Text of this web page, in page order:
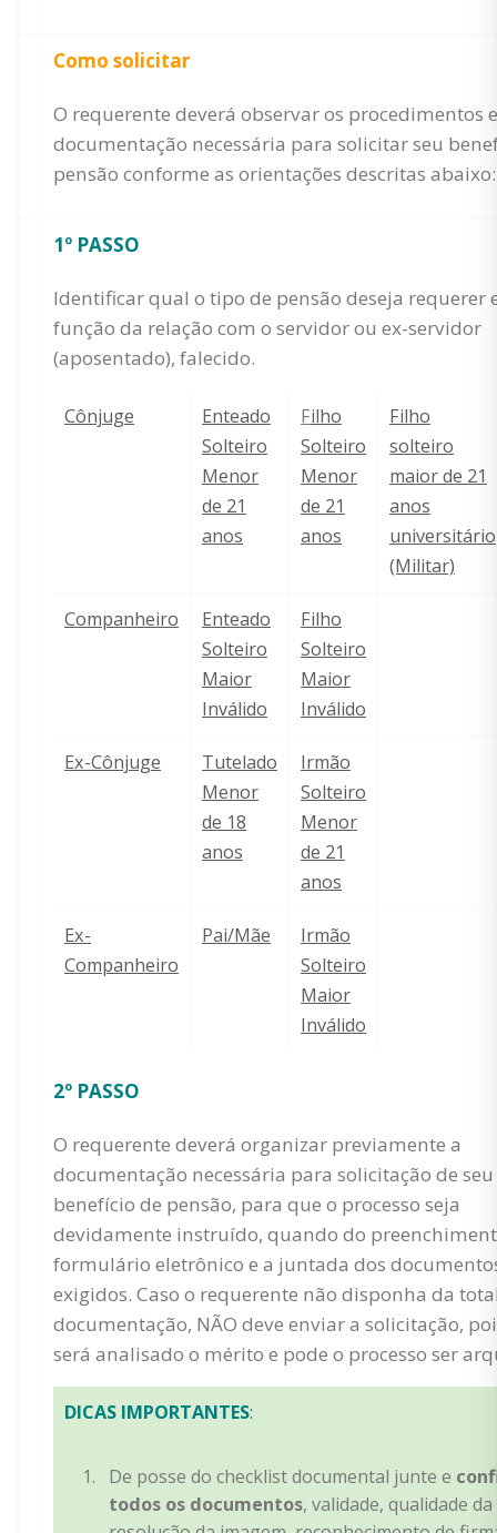
Como solicitar
O requerente deverá observar os procedimentos
documentação necessária para solicitar seu
pensão conforme as orientações descritas abaixo:
1º PASSO
Identificar qual o tipo de pensão deseja requerer
função da relação com o servidor ou ex-servidor
(aposentado), falecido.
Cônjuge
Enteado
Solteiro
Menor
de 21
anos
Filho
Solteiro
Menor
de 21
anos
Filho
solteiro
maior de 21
anos
universitário
(Militar)
Companheiro
Enteado
Solteiro
Maior
Inválido
Filho
Solteiro
Maior
Inválido
Ex-Cônjuge
Tutelado
Menor
de 18
anos
Irmão
Solteiro
Menor
de 21
anos
Ex-
Companheiro
Pai/Mãe
Irmão
Solteiro
Maior
Inválido
2º PASSO
O requerente deverá organizar previamente a
documentação necessária para solicitação de seu
benefício de pensão, para que o processo seja
devidamente instruído, quando do
formulário eletrônico e a juntada dos
exigidos. Caso o requerente não disponha da
documentação, NÃO deve enviar a solicitação,
será analisado o mérito e pode o processo ser
DICAS IMPORTANTES:
De posse do checklist documental junte e
todos os documentos, validade, qualidade